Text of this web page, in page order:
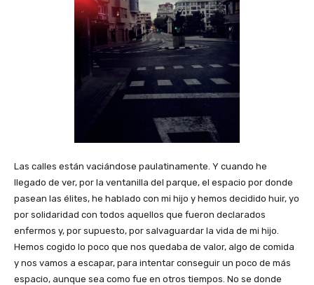
Las calles están vaciándose paulatinamente. Y cuando he
llegado de ver, por la ventanilla del parque, el espacio por donde
pasean las élites, he hablado con mi hijo y hemos decidido huir, yo
por solidaridad con todos aquellos que fueron declarados
enfermos y, por supuesto, por salvaguardar la vida de mi hijo.
Hemos cogido lo poco que nos quedaba de valor, algo de comida
y nos vamos a escapar, para intentar conseguir un poco de más
espacio, aunque sea como fue en otros tiempos. No se donde